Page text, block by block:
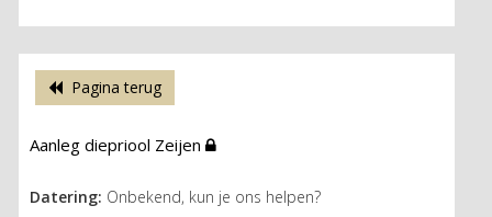
Pagina terug
Aanleg diepriool Zeijen
Datering: Onbekend, kun je ons helpen?